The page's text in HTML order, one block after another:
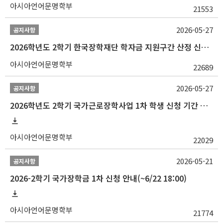
아시아언어문명학부 21553
공지사항
2026학년도 2학기 한국장학재단 학자금 지원구간 산정 신청 안내
아시아언어문명학부 22689
2026-05-27
공지사항
2026학년도 2학기 국가근로장학사업 1차 학생 신청 기간 안내
아시아언어문명학부 22029
2026-05-27
공지사항
2026-2학기 국가장학금 1차 신청 안내(~6/22 18:00)
아시아언어문명학부 21774
2026-05-21